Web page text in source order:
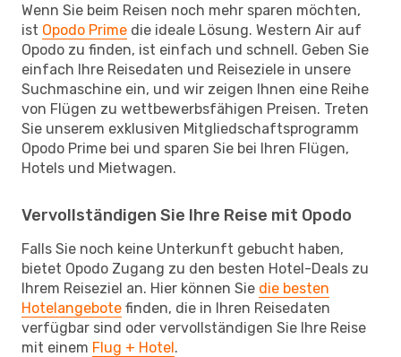
Wenn Sie beim Reisen noch mehr sparen möchten,
ist Opodo Prime die ideale Lösung. Western Air auf
Opodo zu finden, ist einfach und schnell. Geben Sie
einfach Ihre Reisedaten und Reiseziele in unsere
Suchmaschine ein, und wir zeigen Ihnen eine Reihe
von Flügen zu wettbewerbsfähigen Preisen. Treten
Sie unserem exklusiven Mitgliedschaftsprogramm
Opodo Prime bei und sparen Sie bei Ihren Flügen,
Hotels und Mietwagen.
Vervollständigen Sie Ihre Reise mit Opodo
Falls Sie noch keine Unterkunft gebucht haben,
bietet Opodo Zugang zu den besten Hotel-Deals zu
Ihrem Reiseziel an. Hier können Sie die besten
Hotelangebote finden, die in Ihren Reisedaten
verfügbar sind oder vervollständigen Sie Ihre Reise
mit einem Flug + Hotel.